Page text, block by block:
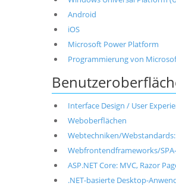
Android
iOS
Microsoft Power Platform
Programmierung von
Interface Design / User
Weboberflächen
Webtechniken/Webstandards:
Webfrontendframeworks/SPA-
ASP.NET Core: MVC, Razor
.NET-basierte Desktop-